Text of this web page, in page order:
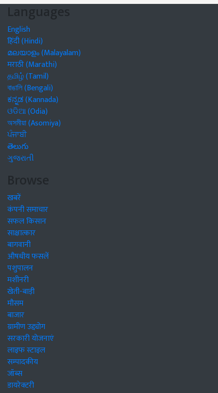
Languages
English
हिंदी (Hindi)
മലയാളം (Malayalam)
मराठी (Marathi)
தமிழ் (Tamil)
বাঙালি (Bengali)
ಕನ್ನಡ (Kannada)
ଓଡିଆ (Odia)
অসমীয়া (Asomiya)
ਪੰਜਾਬੀ
తెలుగు
ગુજરાતી
Browse
खबरें
कंपनी समाचार
सफल किसान
साक्षात्कार
बागवानी
औषधीय फसलें
पशुपालन
मशीनरी
खेती-बाड़ी
मौसम
बाजार
ग्रामीण उद्द्योग
सरकारी योजनाएं
लाइफ स्टाइल
सम्पादकीय
जॉब्स
डायरेक्टरी